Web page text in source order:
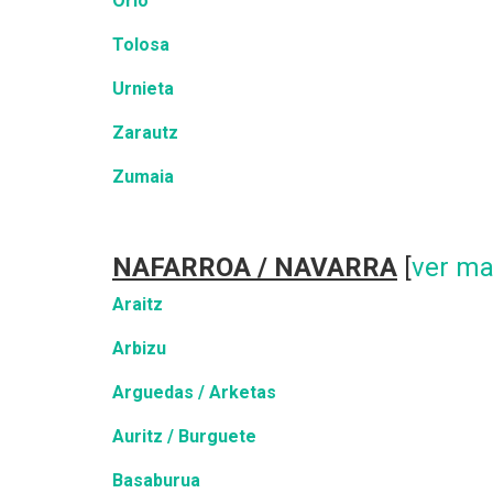
Tolosa
Urnieta
Zarautz
Zumaia
NAFARROA / NAVARRA [ver
Araitz
Arbizu
Arguedas / Arketas
Auritz / Burguete
Basaburua